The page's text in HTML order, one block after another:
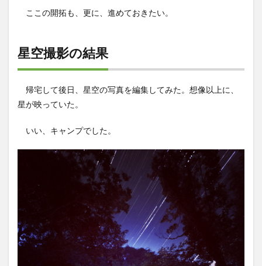
ここの開拓も、更に、進めておきたい。
星空撮影の結果
帰宅して後日、星空の写真を編集してみた。想像以上に、
星が映っていた。
いい、キャンプでした。